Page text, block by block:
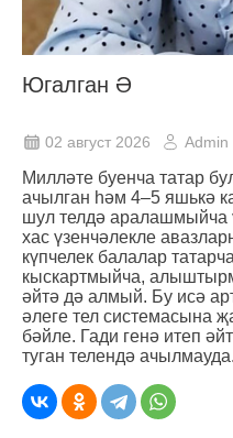
Югалган Ә
02 август 2026 Admin
Милләте буенча татар
ачылган һәм 4–5 яшькә
шул телдә аралашмыйча
хас үзенчәлекле
күпчелек балалар
кыскартмыйча,
әйтә дә алмый. Бу исә
әлеге тел
бәйле. Гади генә итеп
туган телендә ачылмауда.